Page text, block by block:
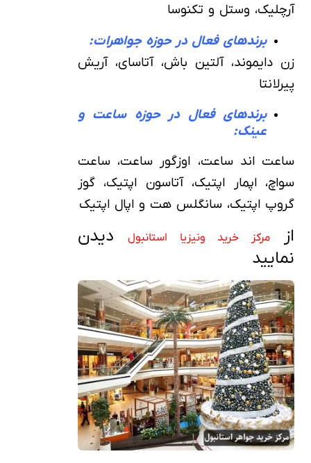
آرچلیک، وستل و تکنوسا
برندهای فعال در حوزه جواهرات:
زن دایموند، آلتین باش، آتاسای، آریش
پیرلانتا
برندهای فعال در حوزه ساعت و
عینک:
ساعت اند ساعت، اوزگور ساعت، ساعت
سواچ، اپمار اپتیک، آتاسون اپتیک، گوز
گروپ اپتیک، سانگلس هت و اپال اپتیک
از مرکز خرید ونیزیا استانبول
دیدن
نمایید